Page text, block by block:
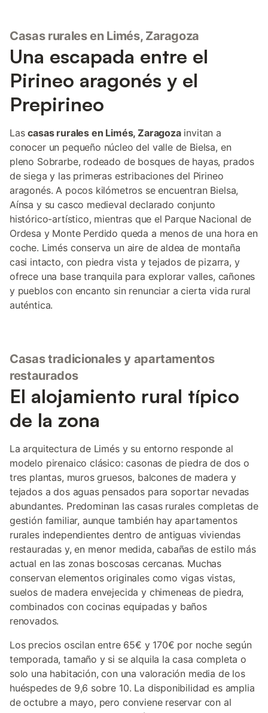
Casas rurales en Limés, Zaragoza
Una escapada entre el
Pirineo aragonés y el
Prepirineo
Lascasas rurales en Limés, Zaragozainvitan a
conocer un pequeño núcleo del valle de Bielsa, en
pleno Sobrarbe, rodeado de bosques de hayas, prados
de siega y las primeras estribaciones del Pirineo
aragonés. A pocos kilómetros se encuentran Bielsa,
Aínsa y su casco medieval declarado conjunto
histórico-artístico, mientras que el Parque Nacional de
Ordesa y Monte Perdido queda a menos de una hora en
coche. Limés conserva un aire de aldea de montaña
casi intacto, con piedra vista y tejados de pizarra, y
ofrece una base tranquila para explorar valles, cañones
y pueblos con encanto sin renunciar a cierta vida rural
auténtica.
Casas tradicionales y apartamentos
restaurados
El alojamiento rural típico
de la zona
La arquitectura de Limés y su entorno responde al
modelo pirenaico clásico: casonas de piedra de dos o
tres plantas, muros gruesos, balcones de madera y
tejados a dos aguas pensados para soportar nevadas
abundantes. Predominan las casas rurales completas de
gestión familiar, aunque también hay apartamentos
rurales independientes dentro de antiguas viviendas
restauradas y, en menor medida, cabañas de estilo más
actual en las zonas boscosas cercanas. Muchas
conservan elementos originales como vigas vistas,
suelos de madera envejecida y chimeneas de piedra,
combinados con cocinas equipadas y baños
renovados.
Los precios oscilan entre 65€ y 170€ por noche según
temporada, tamaño y si se alquila la casa completa o
solo una habitación, con una valoración media de los
huéspedes de 9,6 sobre 10. La disponibilidad es amplia
de octubre a mayo, pero conviene reservar con al